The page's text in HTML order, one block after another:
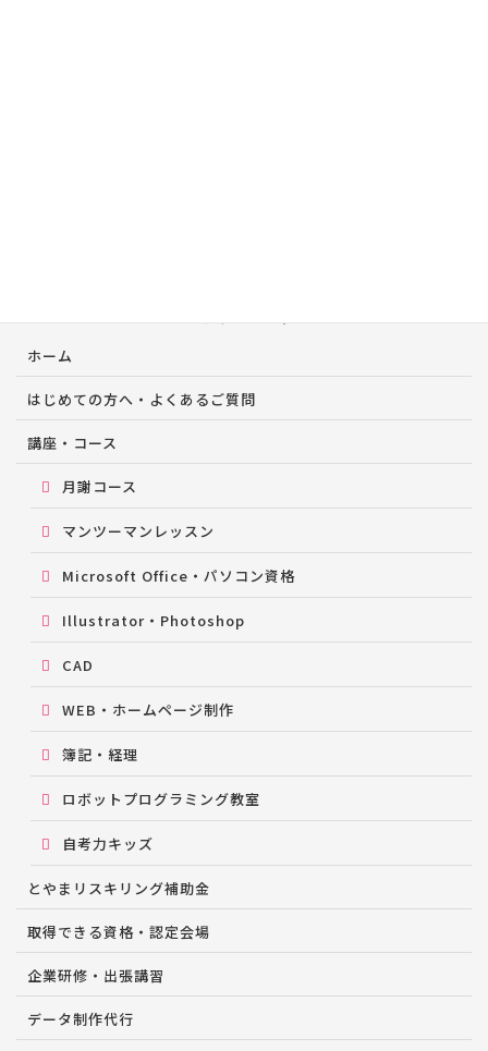
ホーム
はじめての方へ・よくあるご質問
講座・コース
月謝コース
マンツーマンレッスン
Microsoft Office・パソコン資格
Illustrator・Photoshop
CAD
WEB・ホームページ制作
簿記・経理
ロボットプログラミング教室
自考力キッズ
とやまリスキリング補助金
取得できる資格・認定会場
企業研修・出張講習
データ制作代行